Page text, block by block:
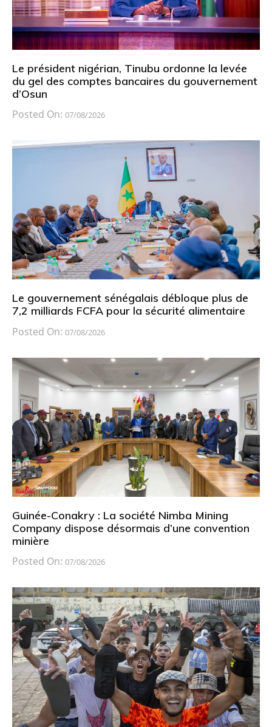
Le président nigérian, Tinubu ordonne la levée
du gel des comptes bancaires du gouvernement
d’Osun
Posted On: 07/08/2026
Le gouvernement sénégalais débloque plus de
7,2 milliards FCFA pour la sécurité alimentaire
Posted On: 07/08/2026
Guinée-Conakry : La société Nimba Mining
Company dispose désormais d’une convention
minière
Posted On: 07/08/2026